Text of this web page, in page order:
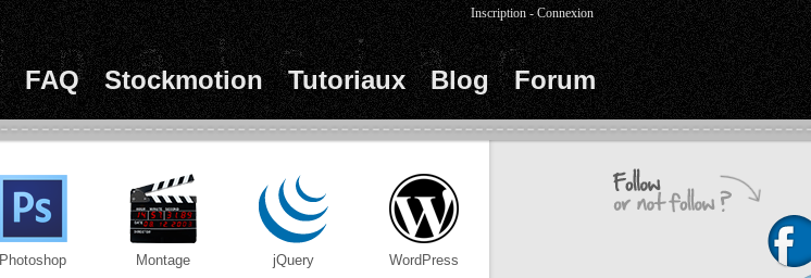
FAQ Stockmotion Tutoriaux Blog Forum
Inscription -Connexion
Photoshop Montage jQuery WordPress